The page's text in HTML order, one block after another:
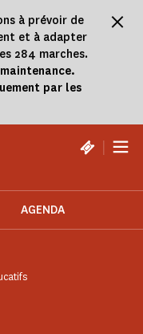
à prévoir de
et à adapter
284 marches.
par les
|
AGENDA